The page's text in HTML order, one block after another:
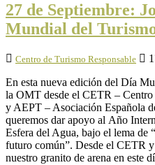
27 de Septiembre:
Mundial del
Centro de Turismo Responsable
En esta nueva edición del Día
la OMT desde el CETR –
y AEPT – Asociación Española
queremos dar apoyo al Año
Esfera del Agua, bajo el lema de
futuro común”. Desde el CETR
nuestro granito de arena en este